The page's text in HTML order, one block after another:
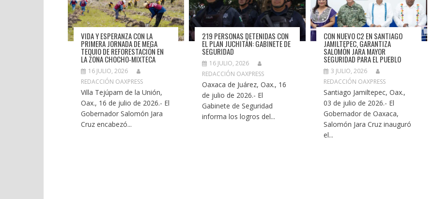
VIDA Y ESPERANZA CON LA
PRIMERA JORNADA DE MEGA
TEQUIO DE REFORESTACIÓN EN
LA ZONA CHOCHO-MIXTECA
16 JULIO, 2026
REDACCIÓN OAXPRESS
Villa Tejúpam de la Unión,
Oax., 16 de julio de 2026.- El
Gobernador Salomón Jara
Cruz encabezó...
219 PERSONAS DETENIDAS CON
EL PLAN JUCHITÁN: GABINETE DE
SEGURIDAD
16 JULIO, 2026
REDACCIÓN OAXPRESS
Oaxaca de Juárez, Oax., 16
de julio de 2026.- El
Gabinete de Seguridad
informa los logros del...
CON NUEVO C2 EN SANTIAGO
JAMILTEPEC, GARANTIZA
SALOMÓN JARA MAYOR
SEGURIDAD PARA EL PUEBLO
3 JULIO, 2026
REDACCIÓN OAXPRESS
Santiago Jamiltepec, Oax.,
03 de julio de 2026.- El
Gobernador de Oaxaca,
Salomón Jara Cruz inauguró
el...